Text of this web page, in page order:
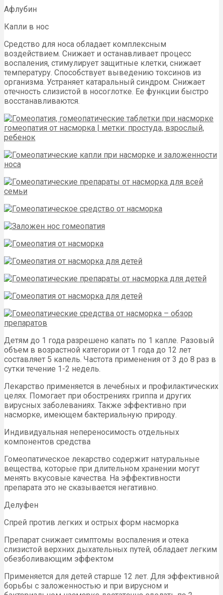
Афлубин
Капли в нос
Средство для носа обладает комплексным
воздействием. Снижает и останавливает процесс
воспаления, стимулирует защитные клетки, снижает
температуру. Способствует выведению токсинов из
организма. Устраняет катаральный синдром. Снижает
отечность слизистой в носоглотке. Ее функции быстро
восстанавливаются.
Детям до 1 года разрешено капать по 1 капле. Разовый
объем в возрастной категории от 1 года до 12 лет
составляет 5 капель. Частота применения от 3 до 8 раз в
сутки течение 1-2 недель.
Лекарство применяется в лечебных и профилактических
целях. Помогает при обострениях гриппа и других
вирусных заболеваниях. Также эффективно при
насморке, имеющем бактериальную природу.
Индивидуальная непереносимость отдельных
компонентов средства
Гомеопатическое лекарство содержит натуральные
вещества, которые при длительном хранении могут
менять вкусовые качества. На эффективности
препарата это не сказывается негативно.
Делуфен
Спрей против легких и острых форм насморка
Препарат снижает симптомы воспаления и отека
слизистой верхних дыхательных путей, обладает легким
обезболивающим эффектом
Применяется для детей старше 12 лет. Для эффективной
борьбы с заложенностью и при вирусном и